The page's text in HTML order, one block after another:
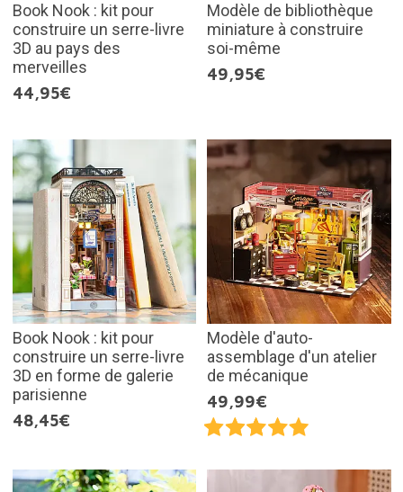
Book Nook : kit pour
construire un serre-livre
3D au pays des
merveilles
44,95€
Modèle de bibliothèque
miniature à construire
soi-même
49,95€
Book Nook : kit pour
construire un serre-livre
3D en forme de galerie
parisienne
48,45€
Modèle d'auto-
assemblage d'un atelier
de mécanique
49,99€